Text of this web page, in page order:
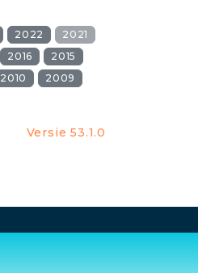
2022
2021
2016
2015
2010
2009
Versie 53.1.0